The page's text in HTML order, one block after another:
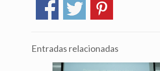
Entradas relacionadas